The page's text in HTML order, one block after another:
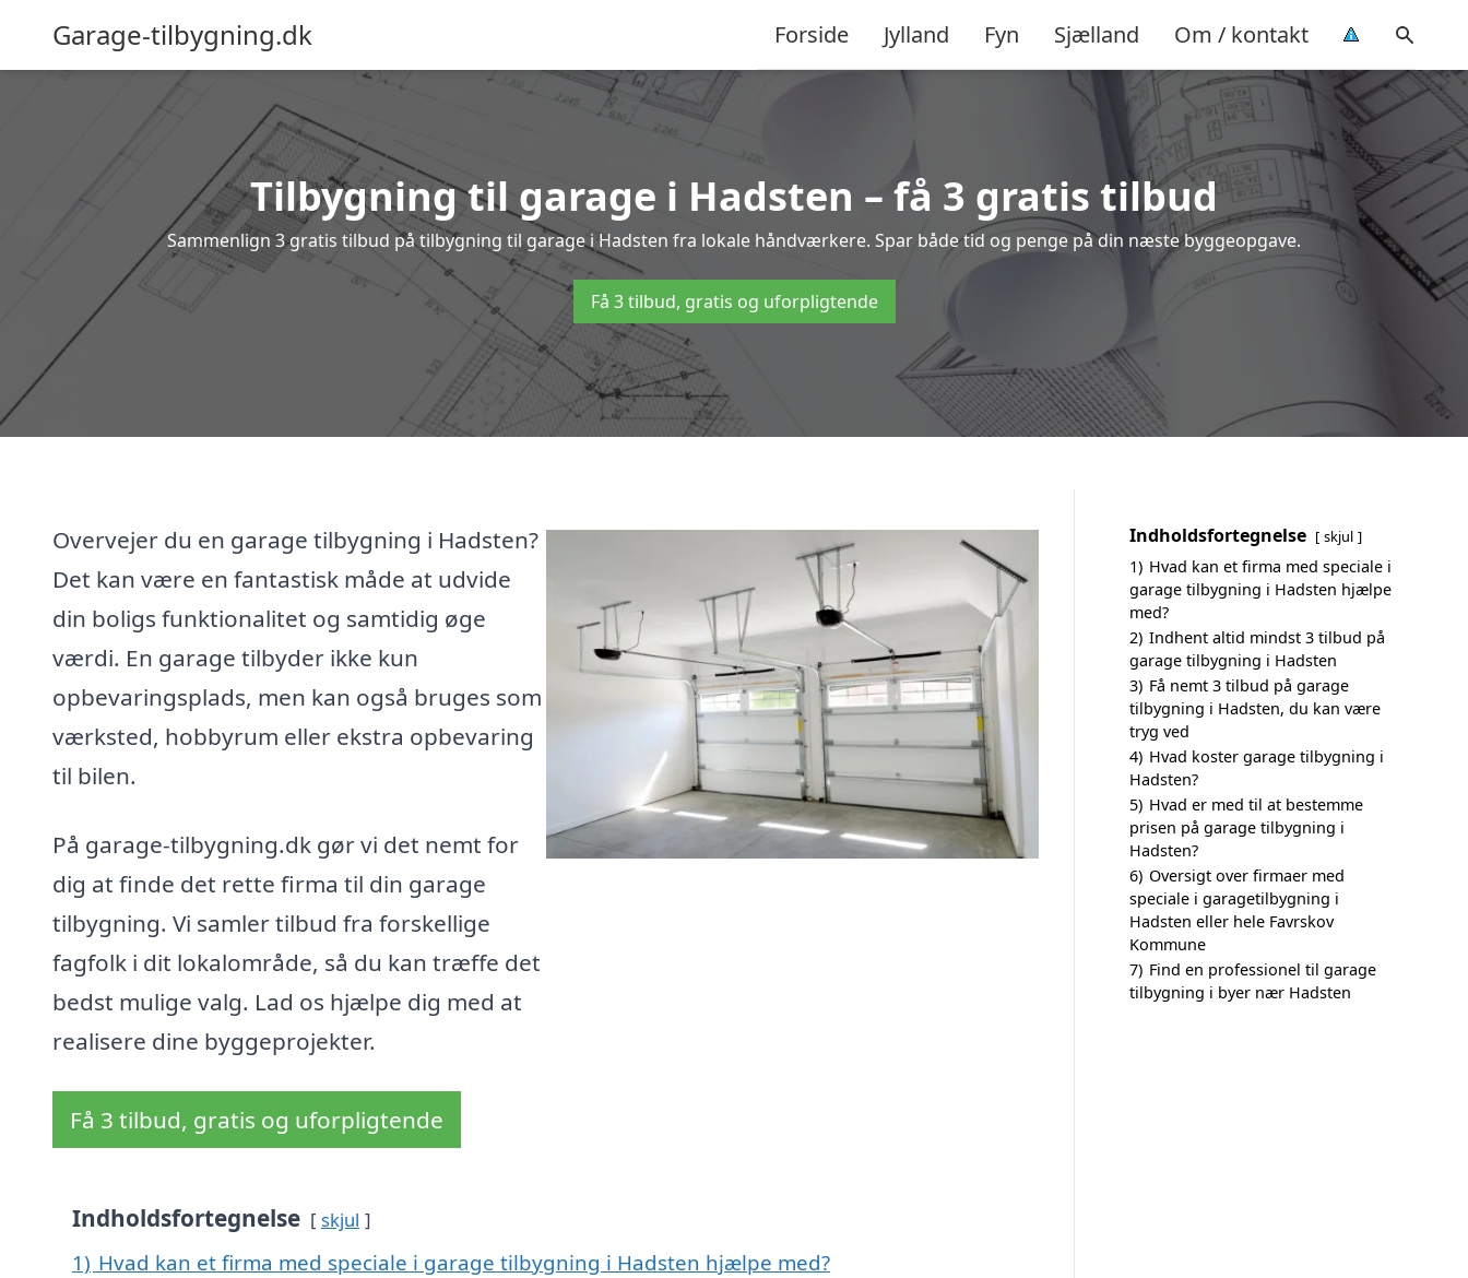
Garage-tilbygning.dk Forside Jylland Fyn Sjælland Om / kontakt
Tilbygning til garage i Hadsten – få 3 gratis tilbud
Sammenlign 3 gratis tilbud på tilbygning til garage i Hadsten fra lokale håndværkere. Spar både tid og penge på din næste byggeopgave.
Få 3 tilbud, gratis og uforpligtende
Overvejer du en garage tilbygning i Hadsten?
Det kan være en fantastisk måde at udvide
din boligs funktionalitet og samtidig øge
værdi. En garage tilbyder ikke kun
opbevaringsplads, men kan også bruges som
værksted, hobbyrum eller ekstra opbevaring
til bilen.
På garage-tilbygning.dk gør vi det nemt for
dig at finde det rette firma til din garage
tilbygning. Vi samler tilbud fra forskellige
fagfolk i dit lokalområde, så du kan træffe det
bedst mulige valg. Lad os hjælpe dig med at
realisere dine byggeprojekter.
Få 3 tilbud, gratis og uforpligtende
Indholdsfortegnelse skjul
1) Hvad kan et firma med speciale i garage tilbygning i Hadsten hjælpe med?
Indholdsfortegnelse skjul
1) Hvad kan et firma med speciale i
garage tilbygning i Hadsten hjælpe
med?
2) Indhent altid mindst 3 tilbud på
garage tilbygning i Hadsten
3) Få nemt 3 tilbud på garage
tilbygning i Hadsten, du kan være
tryg ved
4) Hvad koster garage tilbygning i
Hadsten?
5) Hvad er med til at bestemme
prisen på garage tilbygning i
Hadsten?
6) Oversigt over firmaer med
speciale i garagetilbygning i
Hadsten eller hele Favrskov
Kommune
7) Find en professionel til garage
tilbygning i byer nær Hadsten